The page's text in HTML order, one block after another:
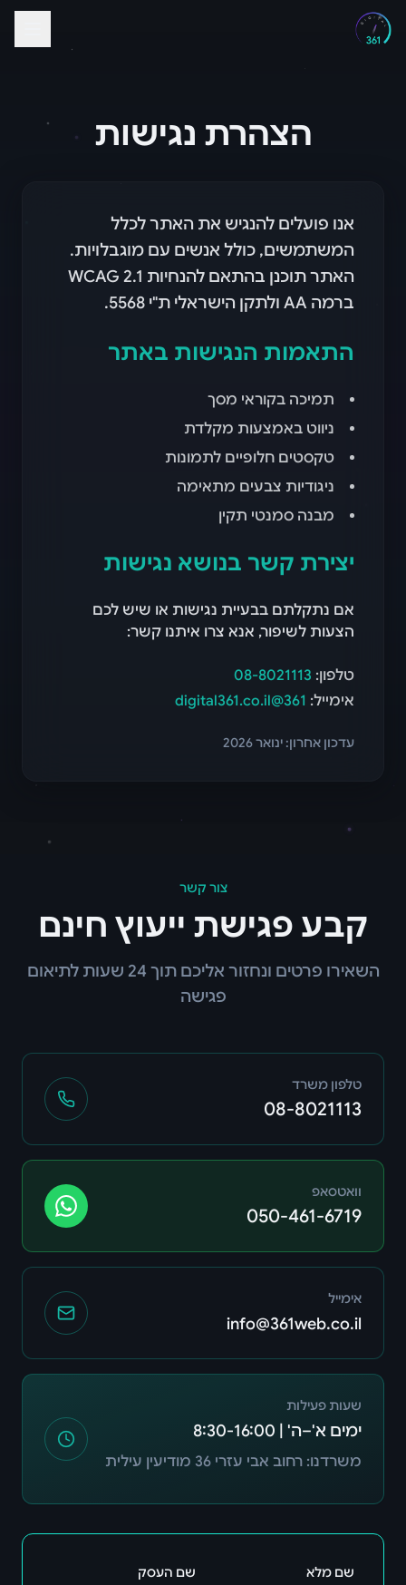
הצהרת נגישות
אנו פועלים להנגיש את האתר לכלל
המשתמשים, כולל אנשים עם מוגבלויות.
האתר תוכנן בהתאם להנחיות WCAG 2.1
ברמה AA ולתקן הישראלי ת"י 5568.
התאמות הנגישות באתר
תמיכה בקוראי מסך
ניווט באמצעות מקלדת
טקסטים חלופיים לתמונות
ניגודיות צבעים מתאימה
מבנה סמנטי תקין
יצירת קשר בנושא נגישות
אם נתקלתם בבעיית נגישות או שיש לכם
הצעות לשיפור, אנא צרו איתנו קשר:
טלפון: 08-8021113
אימייל: 361@digital361.co.il
עדכון אחרון: ינואר 2026
צור קשר
קבע פגישת ייעוץ חינם
השאירו פרטים ונחזור אליכם תוך 24 שעות לתיאום
פגישה
טלפון משרד
08-8021113
וואטסאפ
050-461-6719
אימייל
info@361web.co.il
שעות פעילות
ימים א'–ה' | 8:30-16:00
משרדנו: רחוב אבי עזרי 36 מודיעין עילית
שם מלא שם העסק